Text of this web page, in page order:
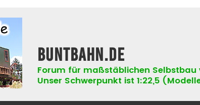
buntbahn.de
Forum für maßstäblichen Selbstbau
Unser Schwerpunkt ist 1:22,5